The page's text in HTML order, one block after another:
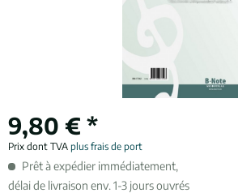
9,80 € *
Prix dont TVA plus frais de port
Prêt à expédier immédiatement,
délai de livraison env. 1-3 jours ouvrés